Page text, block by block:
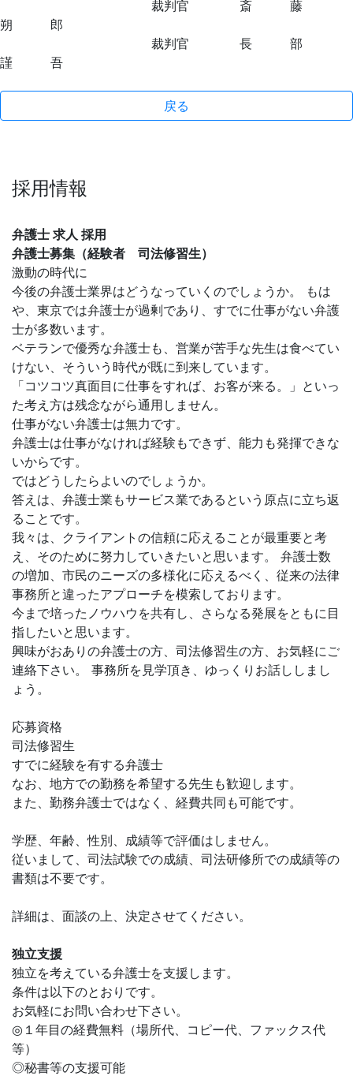
裁判官 斎 藤
朔 郎
裁判官 長 部
謹 吾
戻る
採用情報
弁護士 求人 採用
弁護士募集（経験者 司法修習生）
激動の時代に
今後の弁護士業界はどうなっていくのでしょうか。 もは
や、東京では弁護士が過剰であり、すでに仕事がない弁護
士が多数います。
ベテランで優秀な弁護士も、営業が苦手な先生は食べてい
けない、そういう時代が既に到来しています。
「コツコツ真面目に仕事をすれば、お客が来る。」といっ
た考え方は残念ながら通用しません。
仕事がない弁護士は無力です。
弁護士は仕事がなければ経験もできず、能力も発揮できな
いからです。
ではどうしたらよいのでしょうか。
答えは、弁護士業もサービス業であるという原点に立ち返
ることです。
我々は、クライアントの信頼に応えることが最重要と考
え、そのために努力していきたいと思います。 弁護士数
の増加、市民のニーズの多様化に応えるべく、従来の法律
事務所と違ったアプローチを模索しております。
今まで培ったノウハウを共有し、さらなる発展をともに目
指したいと思います。
興味がおありの弁護士の方、司法修習生の方、お気軽にご
連絡下さい。 事務所を見学頂き、ゆっくりお話ししまし
ょう。
応募資格
司法修習生
すでに経験を有する弁護士
なお、地方での勤務を希望する先生も歓迎します。
また、勤務弁護士ではなく、経費共同も可能です。
学歴、年齢、性別、成績等で評価はしません。
従いまして、司法試験での成績、司法研修所での成績等の
書類は不要です。
詳細は、面談の上、決定させてください。
独立支援
独立を考えている弁護士を支援します。
条件は以下のとおりです。
お気軽にお問い合わせ下さい。
◎１年目の経費無料（場所代、コピー代、ファックス代
等）
◎秘書等の支援可能